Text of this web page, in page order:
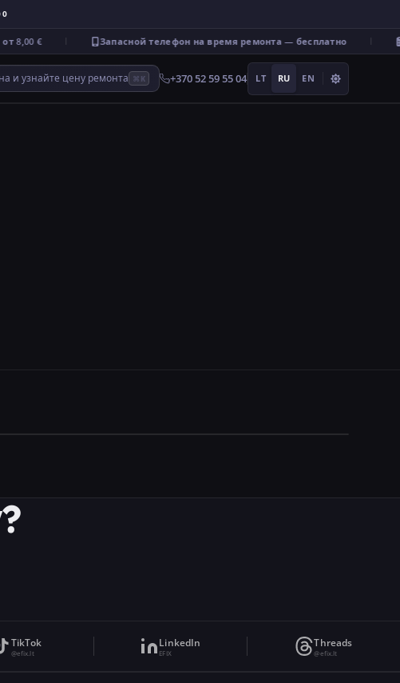
8,00 € Запасной телефон на время ремонта — бесплатно
и узнайте цену ремонта ⌘K +370 52 59 55 04 LT RU EN
TikTok
@efix.lt
LinkedIn
EFIX
Threads
@efix.lt